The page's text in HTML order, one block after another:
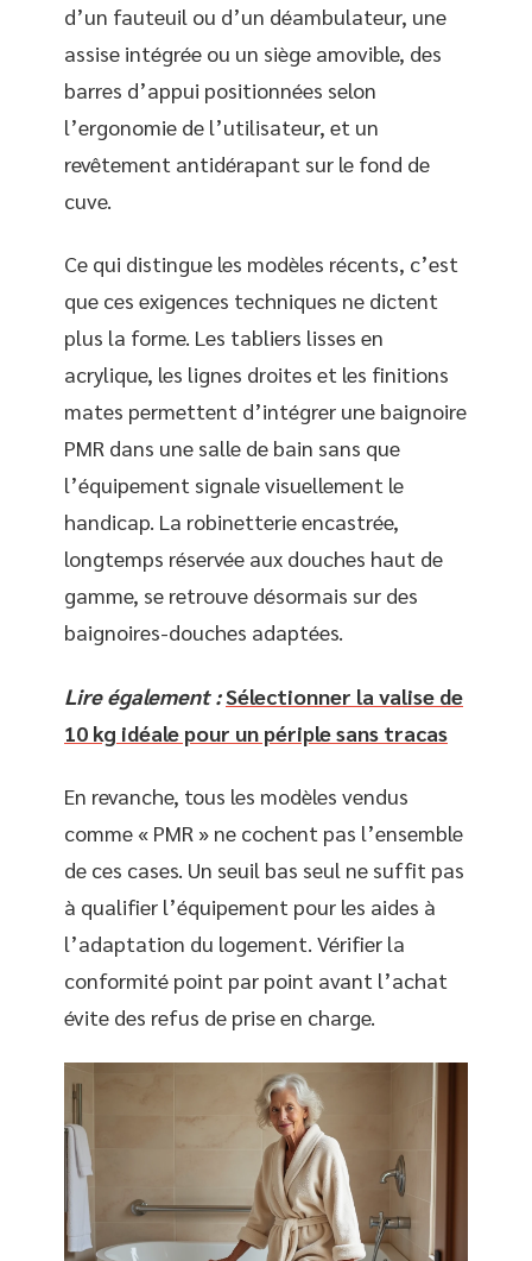
d’un fauteuil ou d’un déambulateur, une
assise intégrée ou un siège amovible, des
barres d’appui positionnées selon
l’ergonomie de l’utilisateur, et un
revêtement antidérapant sur le fond de
cuve.
Ce qui distingue les modèles récents, c’est
que ces exigences techniques ne dictent
plus la forme. Les tabliers lisses en
acrylique, les lignes droites et les finitions
mates permettent d’intégrer une baignoire
PMR dans une salle de bain sans que
l’équipement signale visuellement le
handicap. La robinetterie encastrée,
longtemps réservée aux douches haut de
gamme, se retrouve désormais sur des
baignoires-douches adaptées.
Lire également : Sélectionner la valise de
10 kg idéale pour un périple sans tracas
En revanche, tous les modèles vendus
comme « PMR » ne cochent pas l’ensemble
de ces cases. Un seuil bas seul ne suffit pas
à qualifier l’équipement pour les aides à
l’adaptation du logement. Vérifier la
conformité point par point avant l’achat
évite des refus de prise en charge.